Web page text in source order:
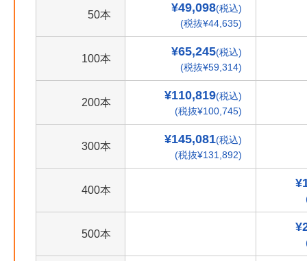
50本
¥49,098(税込)
(税抜¥44,635)
100本
¥65,245(税込)
(税抜¥59,314)
200本
¥110,819(税込)
(税抜¥100,745)
300本
¥145,081(税込)
(税抜¥131,892)
400本
500本